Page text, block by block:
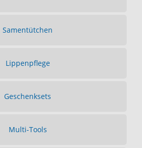
Samentütchen
Lippenpflege
Geschenksets
Multi-Tools